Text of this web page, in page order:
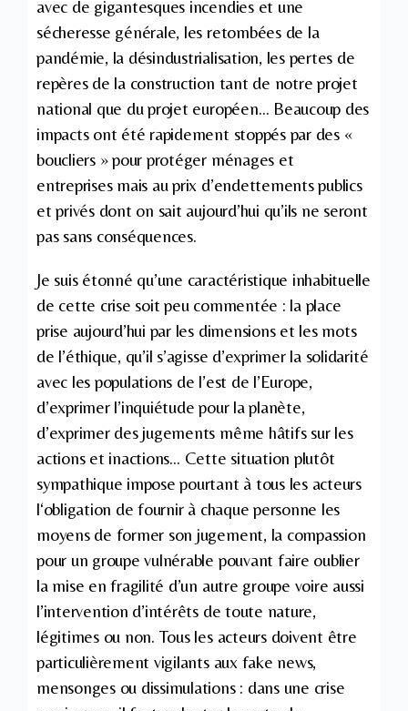
avec de gigantesques incendies et une
sécheresse générale, les retombées de la
pandémie, la désindustrialisation, les pertes de
repères de la construction tant de notre projet
national que du projet européen… Beaucoup des
impacts ont été rapidement stoppés par des «
boucliers » pour protéger ménages et
entreprises mais au prix d’endettements publics
et privés dont on sait aujourd’hui qu’ils ne seront
pas sans conséquences.
Je suis étonné qu’une caractéristique inhabituelle
de cette crise soit peu commentée : la place
prise aujourd’hui par les dimensions et les mots
de l’éthique, qu’il s’agisse d’exprimer la solidarité
avec les populations de l’est de l’Europe,
d’exprimer l’inquiétude pour la planète,
d’exprimer des jugements même hâtifs sur les
actions et inactions… Cette situation plutôt
sympathique impose pourtant à tous les acteurs
l‘obligation de fournir à chaque personne les
moyens de former son jugement, la compassion
pour un groupe vulnérable pouvant faire oublier
la mise en fragilité d’un autre groupe voire aussi
l’intervention d’intérêts de toute nature,
légitimes ou non. Tous les acteurs doivent être
particulièrement vigilants aux fake news,
mensonges ou dissimulations : dans une crise